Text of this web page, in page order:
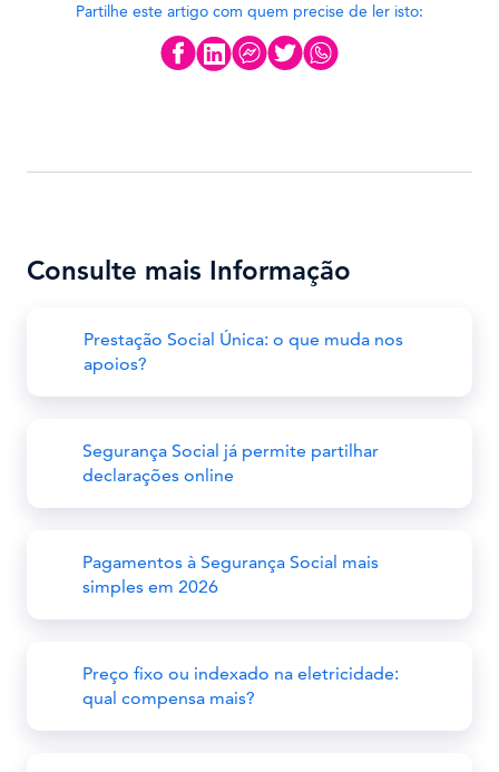
Partilhe este artigo com quem precise de ler isto:
Consulte mais Informação
Prestação Social Única: o que muda nos
apoios?
Segurança Social já permite partilhar
declarações online
Pagamentos à Segurança Social mais
simples em 2026
Preço fixo ou indexado na eletricidade:
qual compensa mais?